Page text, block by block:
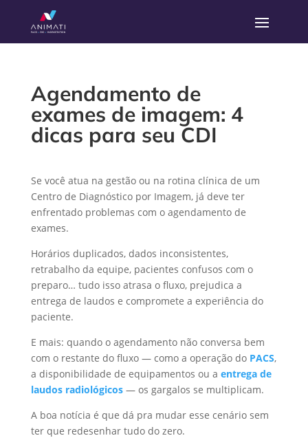
Agendamento de
exames de imagem: 4
dicas para seu CDI
Se você atua na gestão ou na rotina clínica de um
Centro de Diagnóstico por Imagem, já deve ter
enfrentado problemas com o agendamento de
exames.
Horários duplicados, dados inconsistentes,
retrabalho da equipe, pacientes confusos com o
preparo… tudo isso atrasa o fluxo, prejudica a
entrega de laudos e compromete a experiência do
paciente.
E mais: quando o agendamento não conversa bem
com o restante do fluxo — como a operação do PACS,
a disponibilidade de equipamentos ou a entrega de
laudos radiológicos— os gargalos se multiplicam.
A boa notícia é que dá pra mudar esse cenário sem
ter que redesenhar tudo do zero.